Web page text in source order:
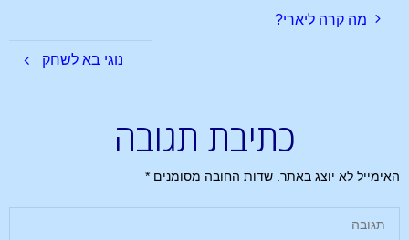
מה קרה ליארי?
נוגי בא לשחק
כתיבת תגובה
האימייל לא יוצג באתר. שדות החובה מסומנים*